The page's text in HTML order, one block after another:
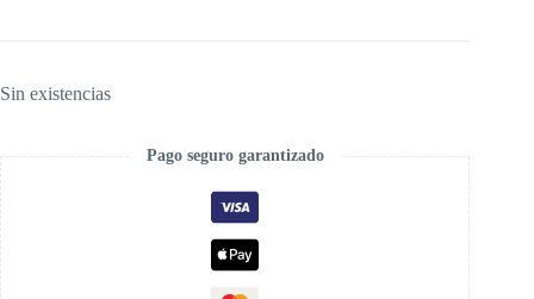
Sin existencias
Pago seguro garantizado